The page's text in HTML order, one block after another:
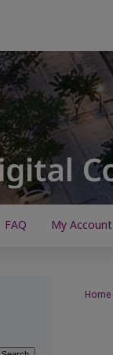
FAQ My Account
Home